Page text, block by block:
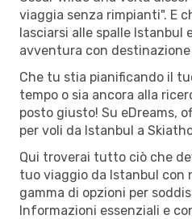
viaggia senza rimpianti". E
lasciarsi alle spalle Istanbul
avventura con destinazione
Che tu stia pianificando il
tempo o sia ancora alla
posto giusto! Su eDreams,
per voli da Istanbul a
Qui troverai tutto ciò che
tuo viaggio da Istanbul con
gamma di opzioni per
Informazioni essenziali e